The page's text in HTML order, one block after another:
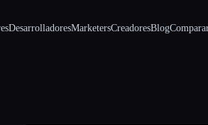
DesarrolladoresMarketersCreadoresBlog